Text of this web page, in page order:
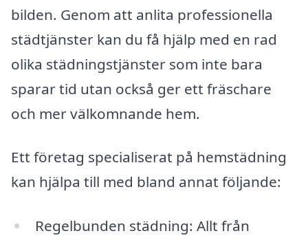
bilden. Genom att anlita professionella
städtjänster kan du få hjälp med en rad
olika städningstjänster som inte bara
sparar tid utan också ger ett fräschare
och mer välkomnande hem.
Ett företag specialiserat på hemstädning
kan hjälpa till med bland annat följande:
Regelbunden städning: Allt från